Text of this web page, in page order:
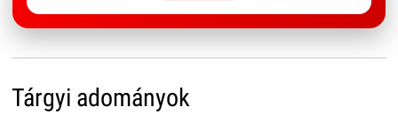
Tárgyi adományok